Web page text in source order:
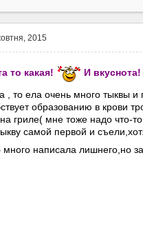
2015
то какая! И вкуснота!
, то ела очень много тыквы
образованию в крови
гриле( мне тоже надо что-
самой первой и
много написала лишнего,но